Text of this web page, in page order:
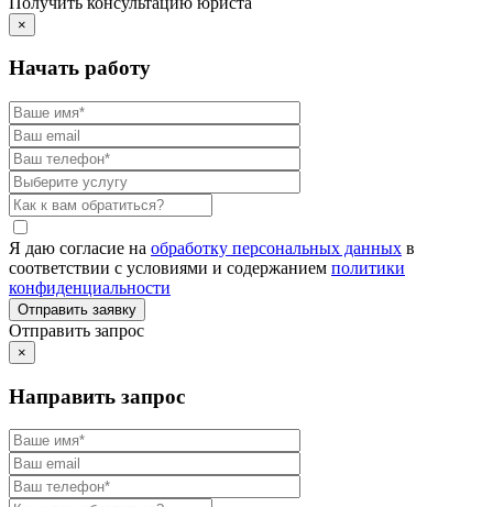
×
Начать работу
Я даю согласие на обработку персональных данных в
соответствии с условиями и содержанием политики
конфиденциальности
Отправить запрос
×
Направить запрос